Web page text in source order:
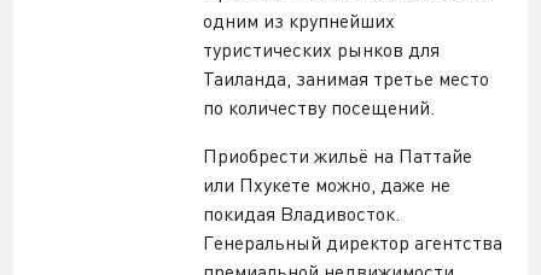
одним из крупнейших
туристических рынков для
Таиланда, занимая третье место
по количеству посещений.
Приобрести жильё на Паттайе
или Пхукете можно, даже не
покидая Владивосток.
Генеральный директор агентства